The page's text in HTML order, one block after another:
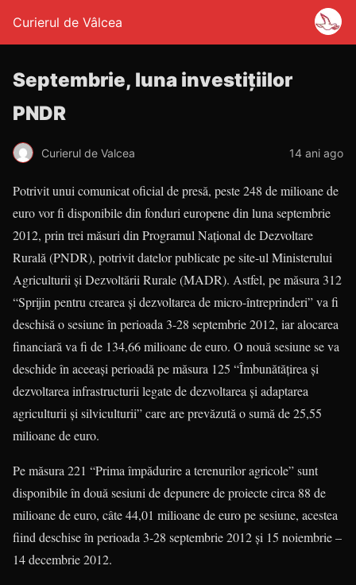
Curierul de Vâlcea
Septembrie, luna investiţiilor
PNDR
Curierul de Valcea 14 ani ago
Potrivit unui comunicat oficial de presă, peste 248 de milioane de
euro vor fi disponibile din fonduri europene din luna septembrie
2012, prin trei măsuri din Programul Naţional de Dezvoltare
Rurală (PNDR), potrivit datelor publicate pe site-ul Ministerului
Agriculturii şi Dezvoltării Rurale (MADR). Astfel, pe măsura 312
“Sprijin pentru crearea şi dezvoltarea de micro-întreprinderi” va fi
deschisă o sesiune în perioada 3-28 septembrie 2012, iar alocarea
financiară va fi de 134,66 milioane de euro. O nouă sesiune se va
deschide în aceeaşi perioadă pe măsura 125 “Îmbunătăţirea şi
dezvoltarea infrastructurii legate de dezvoltarea şi adaptarea
agriculturii şi silviculturii” care are prevăzută o sumă de 25,55
milioane de euro.
Pe măsura 221 “Prima împădurire a terenurilor agricole” sunt
disponibile în două sesiuni de depunere de proiecte circa 88 de
milioane de euro, câte 44,01 milioane de euro pe sesiune, acestea
fiind deschise în perioada 3-28 septembrie 2012 şi 15 noiembrie –
14 decembrie 2012.